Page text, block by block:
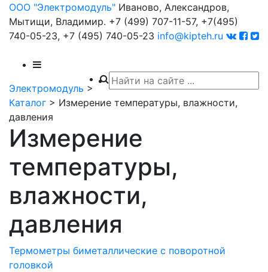
ООО "Электромодуль" Иваново, Александров,
Мытищи, Владимир. +7 (499) 707-11-57, +7(495)
740-05-23, +7 (495) 740-05-23 info@kipteh.ru
Электромодуль >
Каталог > Измерение температуры, влажности,
давления
Измерение
температуры,
влажности,
давления
Термометры биметаллические с поворотной
головкой